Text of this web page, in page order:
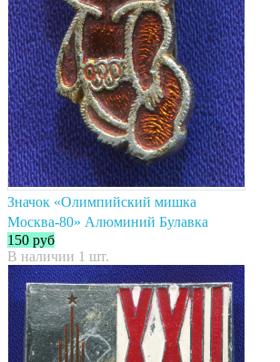
Значок «Олимпийский мишка
Москва-80» Алюминий Булавка
150 руб
В наличии 1 шт.